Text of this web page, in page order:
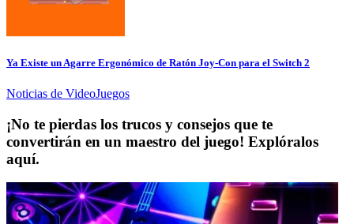
Ya Existe un Agarre Ergonómico de Ratón Joy-Con para el Switch 2
Noticias de VideoJuegos
¡No te pierdas los trucos y consejos que te
convertirán en un maestro del juego! Explóralos
aquí.